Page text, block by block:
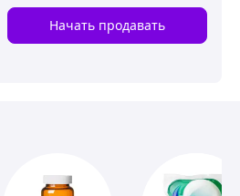
Начать продавать